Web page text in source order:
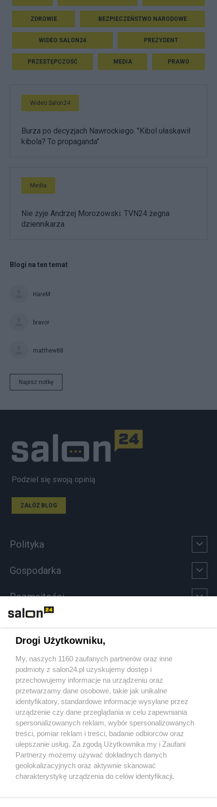
ZDROWIE BEZPIECZEŃSTWO NARODOWE
WIDEO SALON24 PREZYDENT
PRZESTĘPCZOŚĆ MEDIA PRAWO
Wideo Salon24
Burza po decyzjach Nawrockiego. "Kibol ułaskawił
kibola? To propaganda"
Media
Nie żyje Andrzej Morozowski. TVN24 żegna
dziennikarza
Blogi na ten temat
HareM
bravor
matthew88
Napisz notkę
Podziel się swoją opinią
ZAŁÓŻ BLOG
Polityka
Gospodarka
Rozmaitości
Sport
Społeczeństwo
Kultura
X Facebook Instagram Youtube
Drogi Użytkowniku,
My, naszych 1160 zaufanych partnerów oraz inne
podmioty z salon24.pl uzyskujemy dostęp i
przechowujemy informacje na urządzeniu oraz
przetwarzamy dane osobowe, takie jak unikalne
identyfikatory, standardowe informacje wysyłane przez
urządzenie czy dane przeglądania w celu zapewniania
spersonalizowanych reklam, wybór spersonalizowanych
treści, pomiar reklam i treści, badanie odbiorców oraz
ulepszanie usług. Za zgodą Użytkownika my i Zaufani
Partnerzy możemy używać dokładnych danych
geolokalizacyjnych oraz aktywnie skanować
charakterystykę urządzenia do celów identyfikacji.